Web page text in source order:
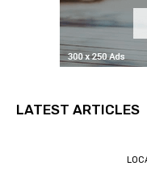
LATEST ARTICLES